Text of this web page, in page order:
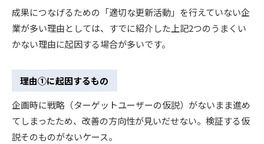
成果につなげるための「適切な更新活動」を行えていない企
業が多い理由としては、すでに紹介した上記2つのうまくい
かない理由に起因する場合が多いです。
理由①に起因するもの
企画時に戦略（ターゲットユーザーの仮説）がないまま進め
てしまったため、改善の方向性が見いだせない。検証する仮
説そのものがないケース。